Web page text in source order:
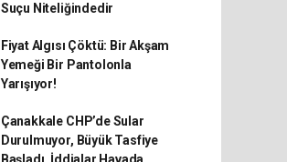
Suçu Niteliğindedir
Fiyat Algısı Çöktü: Bir Akşam
Yemeği Bir Pantolonla
Yarışıyor!
Çanakkale CHP’de Sular
Durulmuyor, Büyük Tasfiye